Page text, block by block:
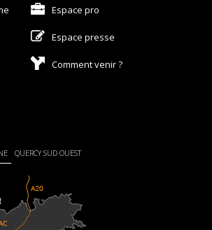
Espace pro
Espace presse
Comment venir ?
QUERCY SUD OUEST